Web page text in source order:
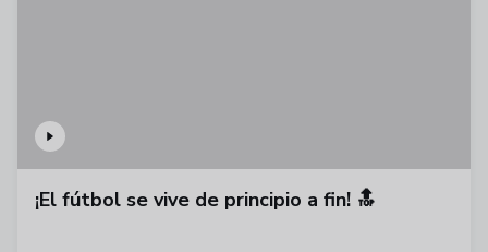
¡El fútbol se vive de principio a fin! 🔝